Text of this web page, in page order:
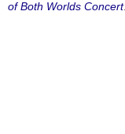
of Both Worlds Concert.